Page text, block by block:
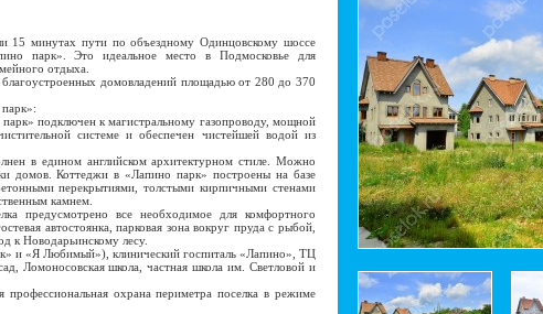
15 минутах пути по объездному Одинцовскому шоссе
парк». Это идеальное место в Подмосковье для
отдыха.
домовладений площадью от 280 до 370
подключен к магистральному газопроводу, мощной
системе и обеспечен чистейшей водой из
в едином английском архитектурном стиле. Можно
домов. Коттеджи в «Лапино парк» построены на базе
перекрытиями, толстыми кирпичными стенами
камнем.
предусмотрено все необходимое для комфортного
автостоянка, парковая зона вокруг пруда с рыбой,
к Новодарьинскому лесу.
и «Я Любимый»), клинический госпиталь «Лапино», ТЦ
Ломоносовская школа, частная школа им. Светловой и
охрана периметра поселка в режиме